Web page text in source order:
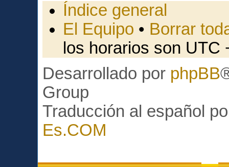
Índice general
El Equipo • Borrar
los horarios son UTC
Desarrollado por phpBB
Group
Traducción al español
Es.COM